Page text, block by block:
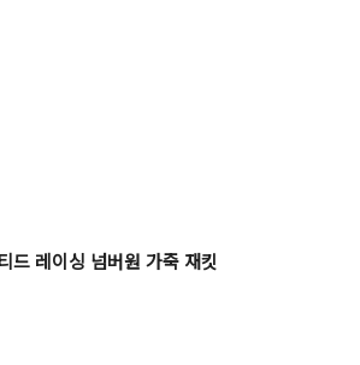
드 레이싱 넘버원 가죽 재킷